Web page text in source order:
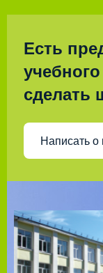
Есть
сделать
Написать